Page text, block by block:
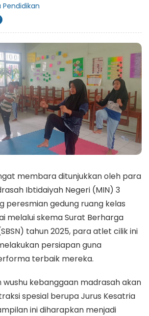
Pendidikan
membara ditunjukkan oleh para
Ibtidaiyah Negeri (MIN) 3
peresmian gedung ruang kelas
melalui skema Surat Berharga
tahun 2025, para atlet cilik ini
persiapan guna
terbaik mereka.
wushu kebanggaan madrasah akan
spesial berupa Jurus Kesatria
ini diharapkan menjadi